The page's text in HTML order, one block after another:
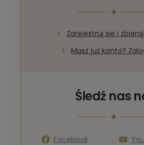
Zarejestruj się i
Masz już konto?
Śledź nas
Facebook